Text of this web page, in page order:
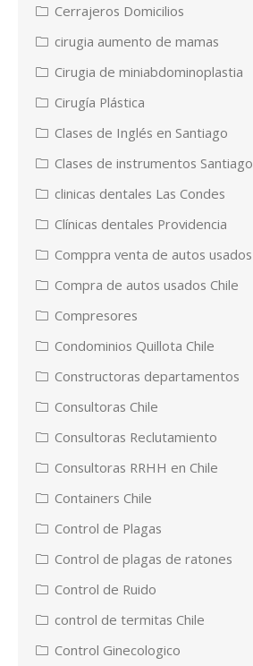
Cerrajeros Domicilios
cirugia aumento de mamas
Cirugia de miniabdominoplastia
Cirugía Plástica
Clases de Inglés en Santiago
Clases de instrumentos Santiago
clinicas dentales Las Condes
Clínicas dentales Providencia
Comppra venta de autos usados
Compra de autos usados Chile
Compresores
Condominios Quillota Chile
Constructoras departamentos
Consultoras Chile
Consultoras Reclutamiento
Consultoras RRHH en Chile
Containers Chile
Control de Plagas
Control de plagas de ratones
Control de Ruido
control de termitas Chile
Control Ginecologico